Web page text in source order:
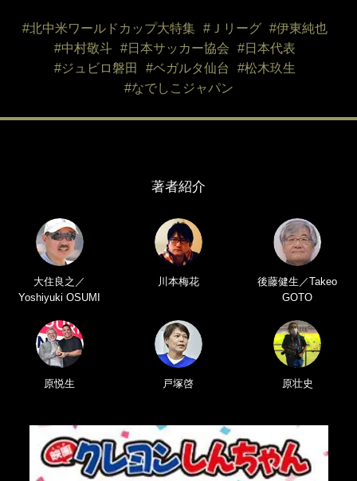
#北中米ワールドカップ大特集 #Ｊリーグ
#伊東純也
#中村敬斗
#日本サッカー協会
#日本代表
#ジュビロ磐田
#ベガルタ仙台
#松木玖生
#なでしこジャパン
著者紹介
大住良之／
Yoshiyuki OSUMI
川本梅花
後藤健生／Takeo
GOTO
原悦生 戸塚啓 原壮史